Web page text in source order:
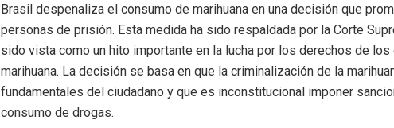
Brasil despenaliza el consumo de marihuana en una decisión que
personas de prisión. Esta medida ha sido respaldada por la Corte
sido vista como un hito importante en la lucha por los derechos de
marihuana. La decisión se basa en que la criminalización de la
fundamentales del ciudadano y que es inconstitucional imponer
consumo de drogas.